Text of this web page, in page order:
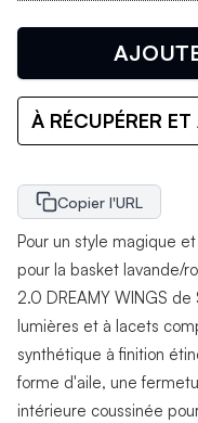
À RÉCUPÉRER
Copier l'URL
Pour un style magique
pour la basket lavande/
2.0 DREAMY WINGS
lumières et à lacets
synthétique à finition
forme d'aile, une
intérieure coussinée